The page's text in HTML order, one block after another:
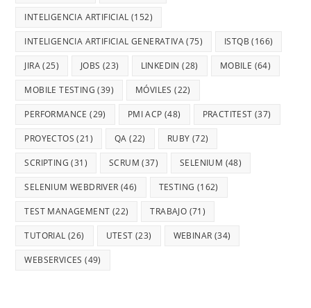
INTELIGENCIA ARTIFICIAL (152)
INTELIGENCIA ARTIFICIAL GENERATIVA(75) ISTQB (166)
JIRA(25) JOBS (23) LINKEDIN (28) MOBILE (64)
MOBILE TESTING (39) MÓVILES (22)
PERFORMANCE (29) PMI ACP (48) PRACTITEST (37)
PROYECTOS (21) QA (22) RUBY (72)
SCRIPTING (31) SCRUM (37) SELENIUM (48)
SELENIUM WEBDRIVER (46) TESTING (162)
TEST MANAGEMENT (22) TRABAJO (71)
TUTORIAL (26) UTEST (23) WEBINAR (34)
WEBSERVICES (49)